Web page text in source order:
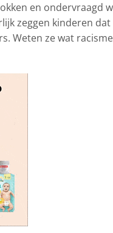
en ondervraagd
zeggen kinderen
Weten ze wat racisme